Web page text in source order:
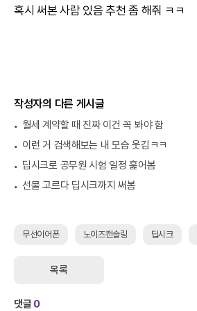
혹시 써본 사람 있음 추천 좀 해줘 ㅋㅋ
작성자의 다른 게시글
월세 계약할 때 진짜 이건 꼭 봐야 함
이런 거 검색해보는 내 모습 웃김ㅋㅋ
딥시크로 공무원 시험 일정 훑어봄
선물 고르다 딥시크까지 써봄
무선이어폰 노이즈캔슬링 딥시크
목록
댓글0